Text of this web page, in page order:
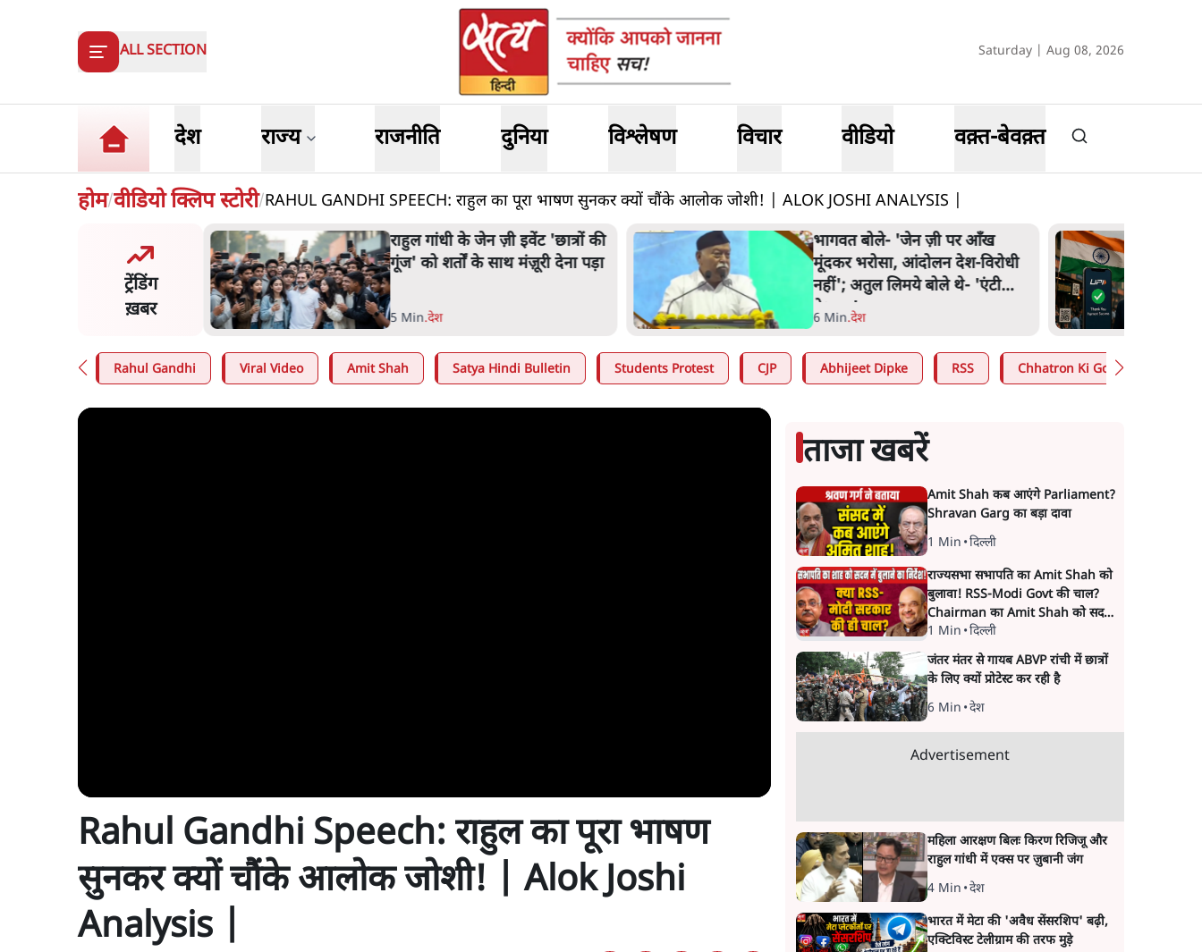
ALL SECTION Saturday | Aug 08, 2026
देश राज्य राजनीति दुनिया विश्लेषण विचार वीडियो वक़्त-बेवक़्त
होम/वीडियो क्लिप स्टोरी/RAHUL GANDHI SPEECH: राहुल का पूरा भाषण सुनकर क्यों चौंके आलोक जोशी! | ALOK JOSHI ANALYSIS |
ट्रेंडिंग
ख़बर
राहुल गांधी के जेन ज़ी इवेंट 'छात्रों की
गूंज' को शर्तों के साथ मंज़ूरी देना पड़ा
भागवत बोले- 'जेन ज़ी पर आँख
मूंदकर भरोसा, आंदोलन देश-विरोधी
UPI पर प्रस्तावित शुल्क के पीछे ट्रंप
का दबाव? वीजा-मास्टरकार्ड को
फायदा पहुँचाने की चर्चा
Rahul Gandhi Viral Video Amit Shah Satya Hindi Bulletin Students Protest CJP Abhijeet Dipke RSS Chhatron Ki Goonj
Rahul Gandhi Speech: राहुल का पूरा भाषण
सुनकर क्यों चौंके आलोक जोशी! | Alok Joshi
Analysis |
ताजा खबरें
Amit Shah कब आएंगे Parliament?
Shravan Garg का बड़ा दावा
1 Min •दिल्ली
राज्यसभा सभापति का Amit Shah को
बुलावा! RSS-Modi Govt की चाल?
Chairman का Amit Shah को सदन
में बयान देने का संकेत क्यों? Senior
journalist Vinod Agnihotri ने इसे
Modi Government और RSS की
संभावित strategy से जोड़कर बड़ा
सवाल उठाया है।
1 Min •दिल्ली
जंतर मंतर से गायब ABVP रांची में छात्रों
के लिए क्यों प्रोटेस्ट कर रही है
6 Min •देश
Advertisement
महिला आरक्षण बिलः किरण रिजिजू और
राहुल गांधी में एक्स पर ज़ुबानी जंग
4 Min •देश
भारत में मेटा की 'अवैध सेंसरशिप' बढ़ी,
एक्टिविस्ट टेलीग्राम की तरफ मुड़े